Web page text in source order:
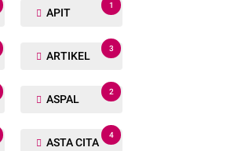
APIT
1
ARTIKEL
3
ASPAL
2
ASTA CITA
4